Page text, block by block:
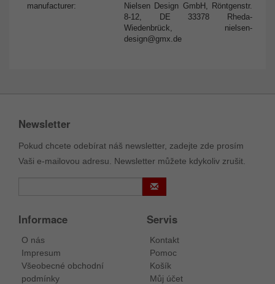
manufacturer:
Nielsen Design GmbH, Röntgenstr.
8-12, DE 33378 Rheda-
Wiedenbrück, nielsen-
design@gmx.de
Newsletter
Pokud chcete odebírat náš newsletter, zadejte zde prosím
Vaši e-mailovou adresu. Newsletter můžete kdykoliv zrušit.
Informace
O nás
Impresum
Všeobecné obchodní
podmínky
Servis
Kontakt
Pomoc
Košík
Můj účet